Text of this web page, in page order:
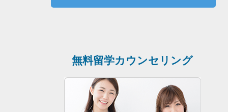
無料留学カウンセリング